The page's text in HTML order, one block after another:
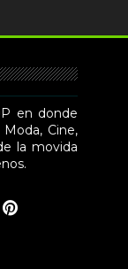
en donde
Cine,
la movida